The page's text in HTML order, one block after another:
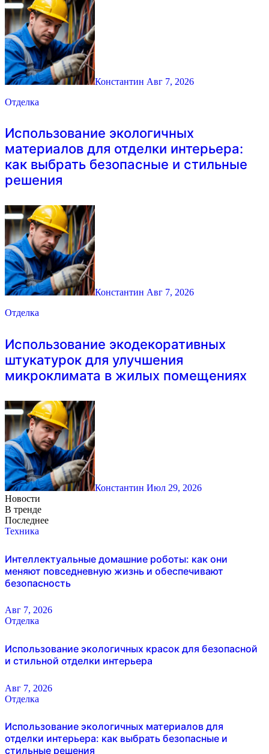
Константин Авг 7, 2026
Отделка
Использование экологичных
материалов для отделки интерьера:
как выбрать безопасные и стильные
решения
Константин Авг 7, 2026
Отделка
Использование экодекоративных
штукатурок для улучшения
микроклимата в жилых помещениях
Константин Июл 29, 2026
Новости
В тренде
Последнее
Техника
Интеллектуальные домашние роботы: как они
меняют повседневную жизнь и обеспечивают
безопасность
Авг 7, 2026
Отделка
Использование экологичных красок для безопасной
и стильной отделки интерьера
Авг 7, 2026
Отделка
Использование экологичных материалов для
отделки интерьера: как выбрать безопасные и
стильные решения